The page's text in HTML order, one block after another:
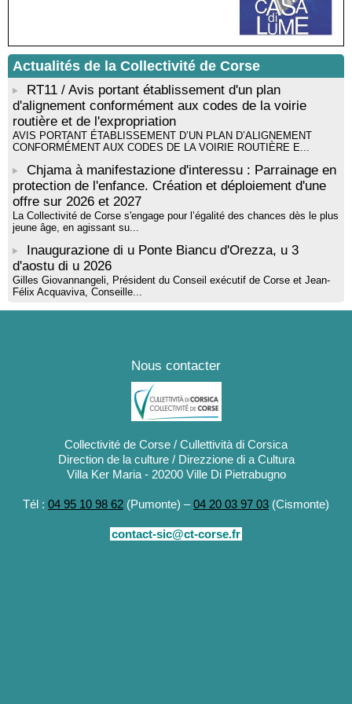
Castelli - Institut Mémoires de l'Edition Contemporaine - Caen /
Médiathèque de Castagniccia Mare et Monti - I Fulelli
Rencontre / dédicace avec Lucrèce Luciani autour de son
livre « La ballade du pendu du Niolu» - Mediateca territuriale di
Santa Lucia di Tallà
Actualités de la Collectivité de Corse
RT11 / Avis portant établissement d'un plan
d'alignement conformément aux codes de la voirie
routière et de l'expropriation
AVIS PORTANT ÉTABLISSEMENT D’UN PLAN D’ALIGNEMENT
CONFORMÉMENT AUX CODES DE LA VOIRIE ROUTIÈRE E...
Chjama à manifestazione d'interessu : Parrainage en
protection de l'enfance. Création et déploiement d'une
offre sur 2026 et 2027
La Collectivité de Corse s'engage pour l’égalité des chances dès le plus
jeune âge, en agissant su...
Inaugurazione di u Ponte Biancu d'Orezza, u 3
d'aostu di u 2026
Gilles Giovannangeli, Président du Conseil exécutif de Corse et Jean-
Félix Acquaviva, Conseille...
Nous contacter
Collectivité de Corse / Cullettività di Corsica
Direction de la culture / Direzzione di a Cultura
Villa Ker Maria - 20200 Ville Di Pietrabugno
Tél : 04 95 10 98 62 (Pumonte) –04 20 03 97 03 (Cismonte)
contact-sic@ct-corse.fr